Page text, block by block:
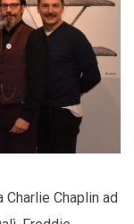
Charlie Chaplin ad